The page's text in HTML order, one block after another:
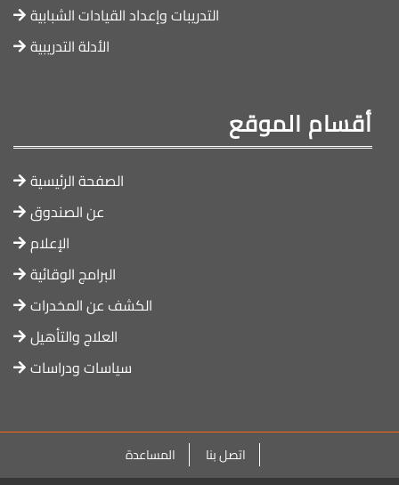
التدريبات وإعداد القيادات الشبابية
الأدلة التدريبية
أقسام الموقع
الصفحة الرئيسية
عن الصندوق
الإعلام
البرامج الوقائية
الكشف عن المخدرات
العلاج والتأهيل
سياسات ودراسات
اتصل بنا المساعدة